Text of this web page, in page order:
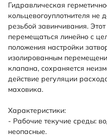
Гидравлическая
кольцевогоуплотнителя не
резьбой завинчивания.
перемещаться линейно с
положения настройки
изолированным
клапана, сохраняется
действие регуляции
маховика.
Характеристики:
- Рабочие текучие среды:
неопасные.